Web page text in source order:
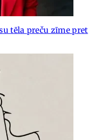
tēla preču zīme pret